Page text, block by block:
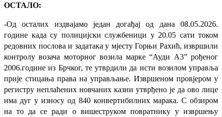
ОСТАЛО:
-Од осталих издвајамо један догађај од дана 08.05.2026.
године када су полицијски службеници у 20.05 сати током
редовних послова и задатака у мјесту Горњи Рахић, извршили
контролу возача моторног возила марке “Ауди А3” рођеног
2006.године из Брчког, те утврдили да исти возилом управља
прије стицања права на управљање. Извршеном провјером у
регистру неплаћених новчаних казни утврђено је да ово лице
има дуг у износу од 840 конвертибилних марака. С обзиром
на то да се ради о вишеструком повратнику у извршењу